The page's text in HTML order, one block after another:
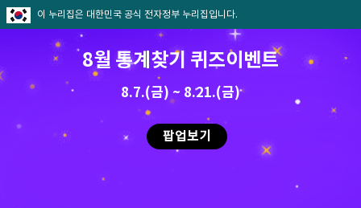
이 누리집은 대한민국 공식 전자정부 누리집입니다.
8월 통계찾기 퀴즈이벤트
8.7.(금) ~ 8.21.(금)
팝업보기